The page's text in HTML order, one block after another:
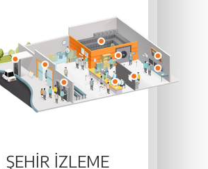
ŞEHIR İZLEME